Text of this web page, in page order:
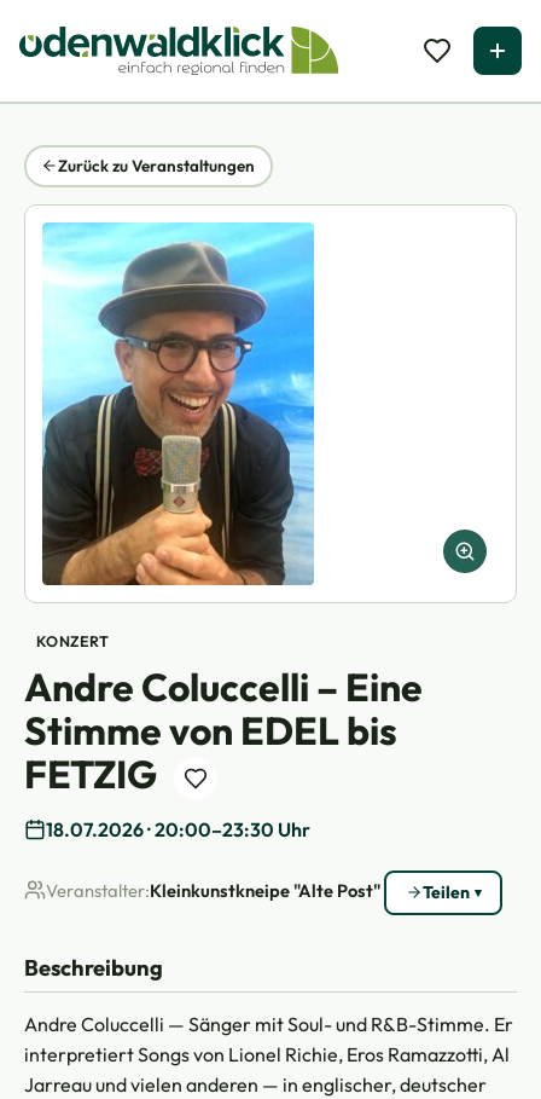
Zurück zu Veranstaltungen
KONZERT
Andre Coluccelli – Eine
Stimme von EDEL bis
FETZIG
18.07.2026 · 20:00–23:30 Uhr
Veranstalter:Kleinkunstkneipe "Alte Post" Teilen
Beschreibung
Andre Coluccelli — Sänger mit Soul- und R&B-Stimme. Er
interpretiert Songs von Lionel Richie, Eros Ramazzotti, Al
Jarreau und vielen anderen — in englischer, deutscher